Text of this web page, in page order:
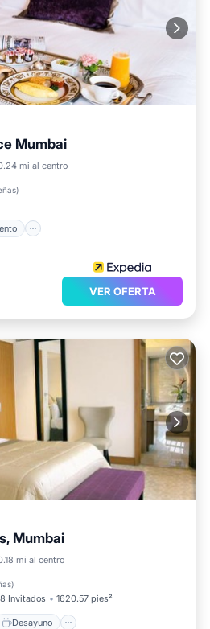
Mumbai
mi al centro
)
Aparcamiento
VER OFERTA
Mumbai
mi al centro
)
Invitados 1620.57 pies²
Desayuno
Desayuno